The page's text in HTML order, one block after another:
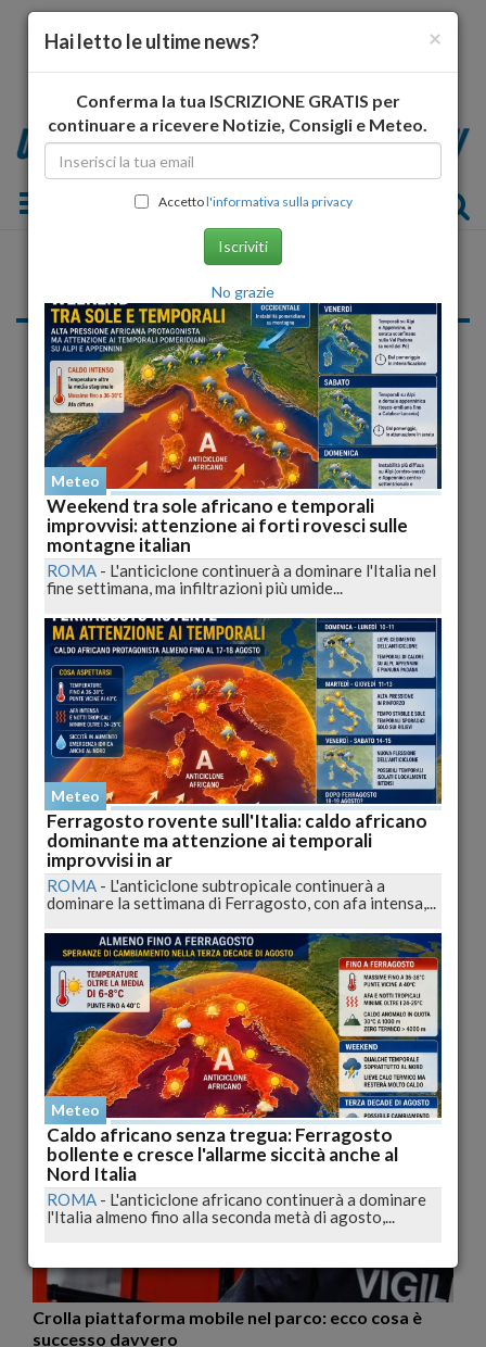
Toggle navigation
Pescara
« ... 10 11 12 13 14 15 16
Meteo
Caldo record in Abruzzo: Pescara sfiora i 38 gradi
con bollino arancione attivo
PESCARA-Le temperature oltre i 37 gradi causano allerta
sanitaria con bollino arancione a Pescara e altre...
pubblicato il 25/06/2025 16:12
Cronaca
Giovani armati di machete terrorizzano Pescara: la
polizia indaga sull’accaduto oggi pomeriggio
PESCARA-Con machete in mano e fughe repentine, due
gruppi di ragazzini si sono affrontati in pieno...
pubblicato il 25/06/2025 15:43
Cronaca
Crolla piattaforma mobile nel parco: ecco cosa è
successo davvero
×
Hai letto le ultime news?
Conferma la tua ISCRIZIONE GRATIS per
continuare a ricevere Notizie, Consigli e Meteo.
Accettol'informativa sulla privacy
Iscriviti
No grazie
Meteo
Weekend tra sole africano e temporali
improvvisi: attenzione ai forti rovesci sulle
montagne italian
ROMA - L'anticiclone continuerà a dominare l'Italia nel
fine settimana, ma infiltrazioni più umide...
Meteo
Ferragosto rovente sull'Italia: caldo africano
dominante ma attenzione ai temporali
improvvisi in ar
ROMA - L'anticiclone subtropicale continuerà a
dominare la settimana di Ferragosto, con afa intensa,...
Meteo
Caldo africano senza tregua: Ferragosto
bollente e cresce l'allarme siccità anche al
Nord Italia
ROMA - L'anticiclone africano continuerà a dominare
l'Italia almeno fino alla seconda metà di agosto,...